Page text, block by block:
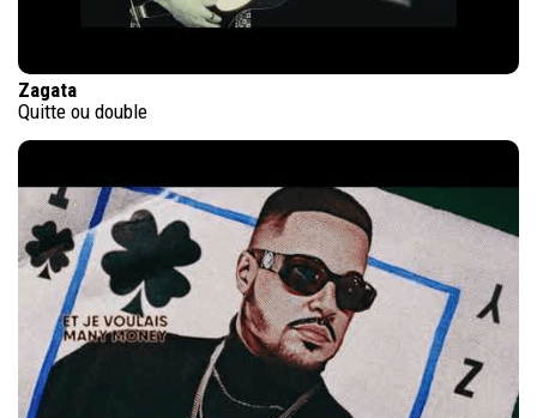
Zagata
Quitte ou double